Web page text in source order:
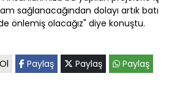
sağlanacağından dolayı artık batı
önlemiş olacağız" diye konuştu.
Paylaş Paylaş Paylaş